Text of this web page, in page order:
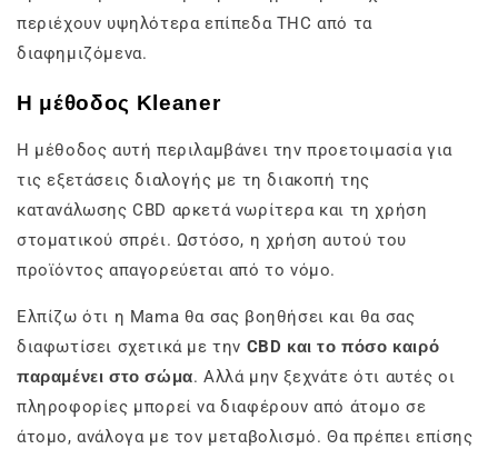
περιέχουν υψηλότερα επίπεδα THC από τα
διαφημιζόμενα.
Η μέθοδος Kleaner
Η μέθοδος αυτή περιλαμβάνει την προετοιμασία για
τις εξετάσεις διαλογής με τη διακοπή της
κατανάλωσης CBD αρκετά νωρίτερα και τη χρήση
στοματικού σπρέι. Ωστόσο, η χρήση αυτού του
προϊόντος απαγορεύεται από το νόμο.
Ελπίζω ότι η Mama θα σας βοηθήσει και θα σας
διαφωτίσει σχετικά με την CBD και το πόσο καιρό
παραμένει στο σώμα. Αλλά μην ξεχνάτε ότι αυτές οι
πληροφορίες μπορεί να διαφέρουν από άτομο σε
άτομο, ανάλογα με τον μεταβολισμό. Θα πρέπει επίσης